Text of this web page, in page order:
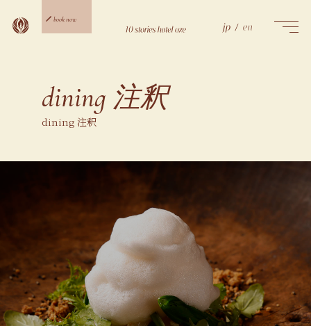
content
book now
dining 注釈
dining 注釈